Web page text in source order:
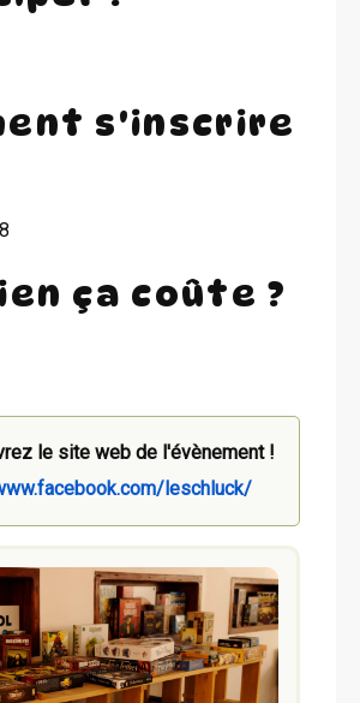
s'inscrire
ça coûte ?
le site web de l'évènement !
leschluck/